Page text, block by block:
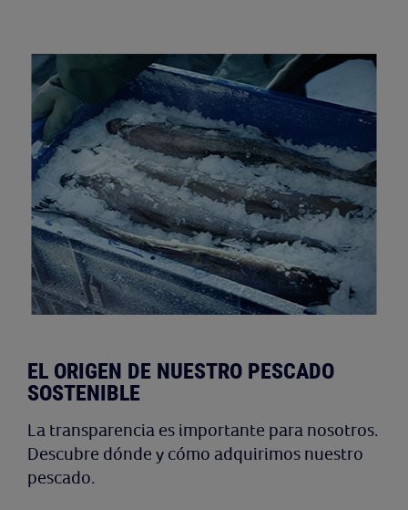
EL ORIGEN DE NUESTRO PESCADO
SOSTENIBLE
La transparencia es importante para nosotros.
Descubre dónde y cómo adquirimos nuestro
pescado.